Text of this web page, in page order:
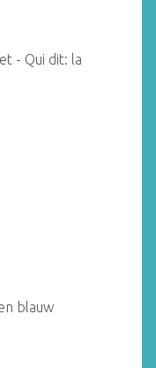
- Qui dit: la
blauw